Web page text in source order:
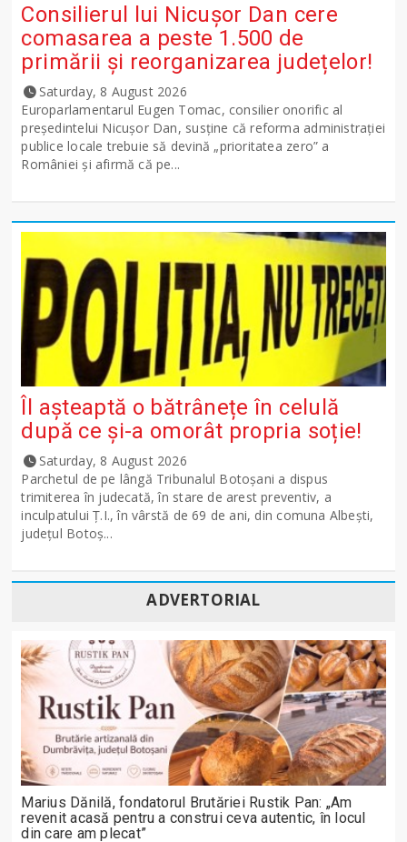
Consilierul lui Nicușor Dan cere
comasarea a peste 1.500 de
primării și reorganizarea județelor!
Saturday, 8 August 2026
Europarlamentarul Eugen Tomac, consilier onorific al
președintelui Nicușor Dan, susține că reforma administrației
publice locale trebuie să devină „prioritatea zero” a
României și afirmă că pe...
Îl așteaptă o bătrânețe în celulă
după ce și-a omorât propria soție!
Saturday, 8 August 2026
Parchetul de pe lângă Tribunalul Botoşani a dispus
trimiterea în judecată, în stare de arest preventiv, a
inculpatului Ț.I., în vârstă de 69 de ani, din comuna Albești,
județul Botoș...
ADVERTORIAL
Marius Dănilă, fondatorul Brutăriei Rustik Pan: „Am
revenit acasă pentru a construi ceva autentic, în locul
din care am plecat”